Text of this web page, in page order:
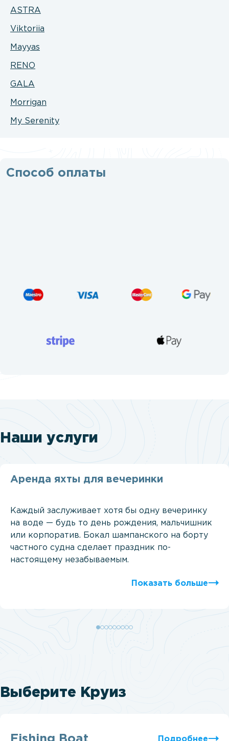
ASTRA
Viktoriia
Mayyas
RENO
GALA
Morrigan
My Serenity
Способ оплаты
Наши услуги
Аренда яхты для вечеринки
Каждый заслуживает хотя бы одну вечеринку
на воде — будь то день рождения, мальчишник
или корпоратив. Бокал шампанского на борту
частного судна сделает праздник по-
настоящему незабываемым.
Показать больше
Выберите Круиз
Boat
Fishing Boat Подробнее